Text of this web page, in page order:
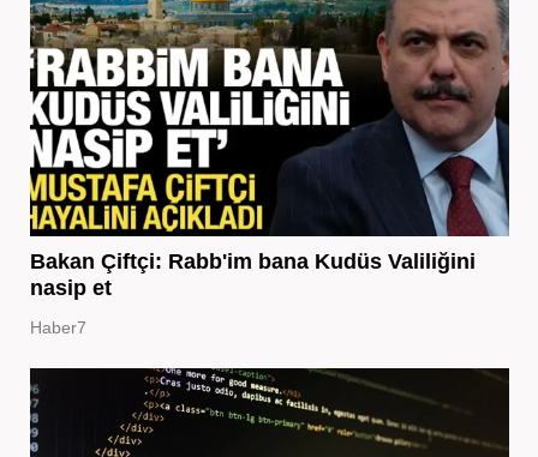
Bakan Çiftçi: Rabb'im bana Kudüs Valiliğini
nasip et
Haber7